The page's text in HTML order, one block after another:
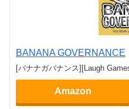
BANANA GOVERNANCE
[バナナガバナンス][Laugh
Amazon